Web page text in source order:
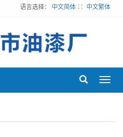
语言选择： 中文简体 ∷ 中文繁体